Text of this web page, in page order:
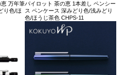
万年筆
り色/ほ
パイロット 茶の恵 1本差し ペンシー
ス ペンケース 深みどり色/浅みどり
色/ほうじ茶色 CHPS-11